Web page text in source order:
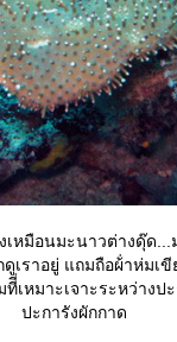
เหมือนมะนาวต่างดุ๊ด...
เราอยู่ แถมถือผ้่าห่มเขี
เหมาะเจาะระหว่างป
ปะการังผักกาด